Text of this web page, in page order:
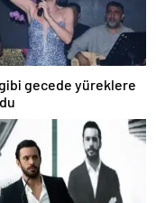
gecede yüreklere